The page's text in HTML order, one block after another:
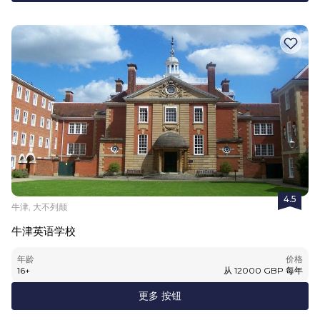
4.5
牛津, 大不列颠
牛津英语学校
年龄
16+
价格
从 12000 GBP 每年
更多 按钮